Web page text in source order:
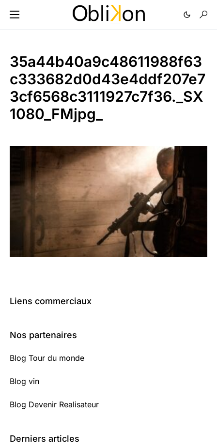
35a44b40a9c48611988f63
c333682d0d43e4ddf207e7
3cf6568c3111927c7f36._SX
1080_FMjpg_
Liens commerciaux
Nos partenaires
Blog Tour du monde
Blog vin
Blog Devenir Realisateur
Derniers articles